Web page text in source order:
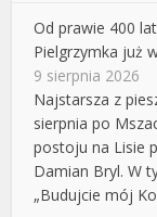
Od prawie 400
Pielgrzymka już
9 sierpnia 2026
Najstarsza z
sierpnia po
postoju na Lisie
Damian Bryl. W
„Budujcie mój